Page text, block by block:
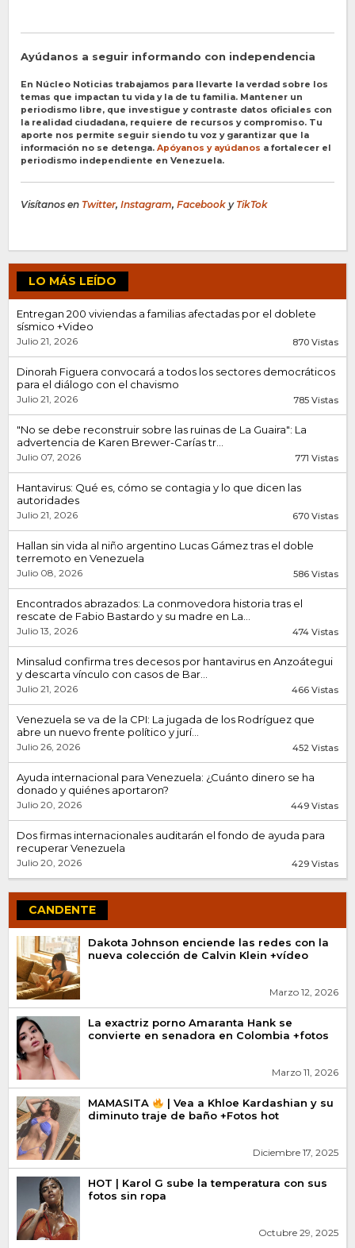
Ayúdanos a seguir informando con independencia
En Núcleo Noticias trabajamos para llevarte la verdad sobre los
temas que impactan tu vida y la de tu familia. Mantener un
periodismo libre, que investigue y contraste datos oficiales con
la realidad ciudadana, requiere de recursos y compromiso. Tu
aporte nos permite seguir siendo tu voz y garantizar que la
información no se detenga. Apóyanos y ayúdanos a fortalecer el
periodismo independiente en Venezuela.
Visítanos en Twitter, Instagram, Facebook y TikTok
LO MÁS LEÍDO
Entregan 200 viviendas a familias afectadas por el doblete
sísmico +Video
Julio 21, 2026 870 Vistas
Dinorah Figuera convocará a todos los sectores democráticos
para el diálogo con el chavismo
Julio 21, 2026 785 Vistas
"No se debe reconstruir sobre las ruinas de La Guaira": La
advertencia de Karen Brewer-Carías tr...
Julio 07, 2026 771 Vistas
Hantavirus: Qué es, cómo se contagia y lo que dicen las
autoridades
Julio 21, 2026 670 Vistas
Hallan sin vida al niño argentino Lucas Gámez tras el doble
terremoto en Venezuela
Julio 08, 2026 586 Vistas
Encontrados abrazados: La conmovedora historia tras el
rescate de Fabio Bastardo y su madre en La...
Julio 13, 2026 474 Vistas
Minsalud confirma tres decesos por hantavirus en Anzoátegui
y descarta vínculo con casos de Bar...
Julio 21, 2026 466 Vistas
Venezuela se va de la CPI: La jugada de los Rodríguez que
abre un nuevo frente político y jurí...
Julio 26, 2026 452 Vistas
Ayuda internacional para Venezuela: ¿Cuánto dinero se ha
donado y quiénes aportaron?
Julio 20, 2026 449 Vistas
Dos firmas internacionales auditarán el fondo de ayuda para
recuperar Venezuela
Julio 20, 2026 429 Vistas
CANDENTE
Dakota Johnson enciende las redes con la
nueva colección de Calvin Klein +vídeo
Marzo 12, 2026
La exactriz porno Amaranta Hank se
convierte en senadora en Colombia +fotos
Marzo 11, 2026
MAMASITA
| Vea a Khloe Kardashian y su
diminuto traje de baño +Fotos hot
Diciembre 17, 2025
HOT | Karol G sube la temperatura con sus
fotos sin ropa
Octubre 29, 2025